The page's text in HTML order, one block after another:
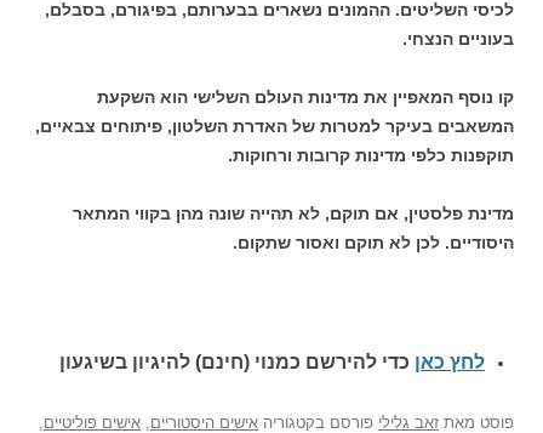
לכיסי השליטים. ההמונים נשארים בבערותם, בפיגורם, בסבלם,
בעוניים הנצחי.
קו נוסף המאפיין את מדינות העולם השלישי הוא השקעת
המשאבים בעיקר למטרות של האדרת השלטון, פיתוחים צבאיים,
תוקפנות כלפי מדינות קרובות ורחוקות.
מדינת פלסטין, אם תוקם, לא תהייה שונה מהן בקווי המתאר
היסודיים. לכן לא תוקם ואסור שתקום.
לחץ כאן כדי להירשם כמנוי (חינם) להיגיון בשיגעון
פוסט מאת זאב גלילי פורסם בקטגוריה אישים היסטוריים אישים פוליטיים